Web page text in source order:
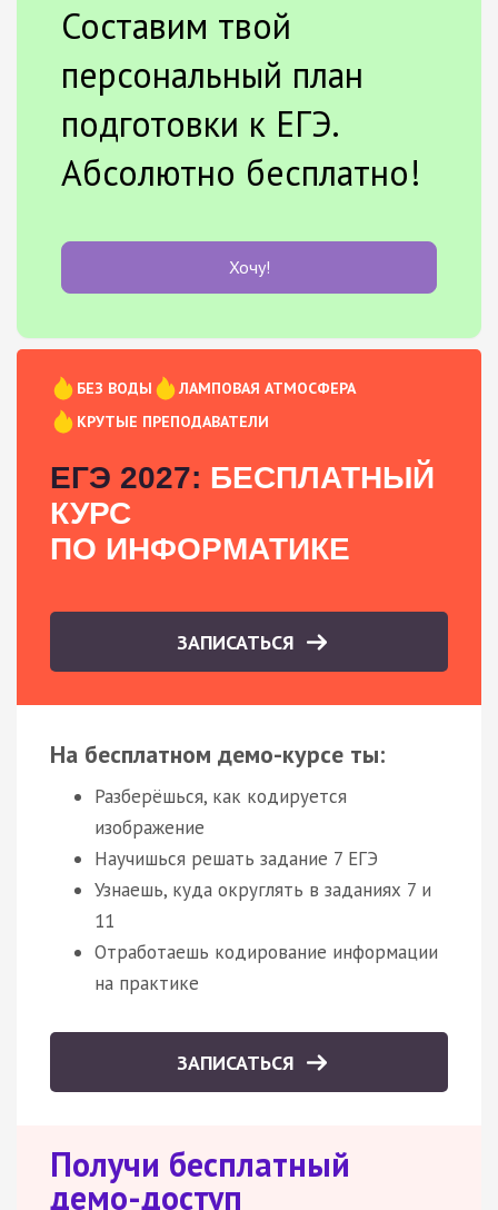
Составим твой
персональный план
подготовки к ЕГЭ.
Абсолютно бесплатно!
Хочу!
БЕЗ ВОДЫ
ЛАМПОВАЯ АТМОСФЕРА
КРУТЫЕ ПРЕПОДАВАТЕЛИ
ЕГЭ 2027: БЕСПЛАТНЫЙ
КУРС
ПО ИНФОРМАТИКЕ
ЗАПИСАТЬСЯ
На бесплатном демо-курсе ты:
Разберёшься, как кодируется
изображение
Научишься решать задание 7 ЕГЭ
Узнаешь, куда округлять в заданиях 7 и
11
Отработаешь кодирование информации
на практике
ЗАПИСАТЬСЯ
Получи бесплатный
демо-доступ